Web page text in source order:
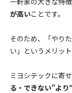
が高いことです。
そのため、「やり
い」というメリット
ミヨシテックに寄
る・できない”よ